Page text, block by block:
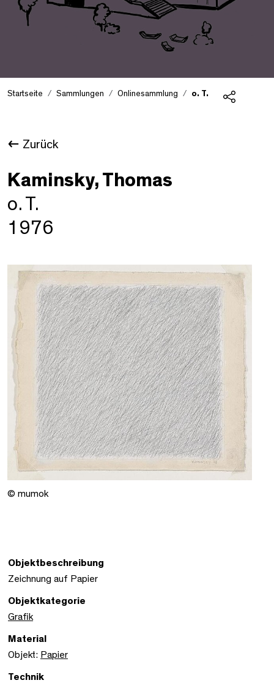
Startseite Sammlungen Onlinesammlung o. T.
Zurück
Kaminsky, Thomas
o. T.
1976
© mumok
Objektbeschreibung
Zeichnung auf Papier
Objektkategorie
Grafik
Material
Objekt: Papier
Technik